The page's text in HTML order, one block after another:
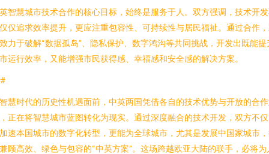
智慧城市技术合作的核心目标，始终是服务于人。双方强调，技术开
仅追求效率提升，更应注重包容性、可持续性与居民福祉。通过合作
力于破解“数据孤岛”、隐私保护、数字鸿沟等共同挑战，开发出既能提
运行效率，又能增强市民获得感、幸福感和安全感的解决方案。
慧时代的历史性机遇面前，中英两国凭借各自的技术优势与开放的合
正在将智慧城市蓝图转化为现实。通过深度融合的技术开发，双方不
速本国城市的数字化转型，更能为全球城市，尤其是发展中国家城市
顾高效、绿色与包容的“中英方案”。这场跨越欧亚大陆的联手，必将为